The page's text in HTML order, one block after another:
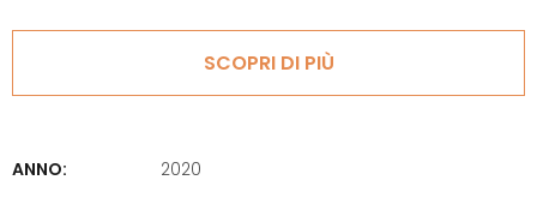
SCOPRI DI PIÙ
ANNO:
2020